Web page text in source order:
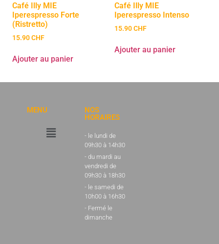
Café Illy MIE
Iperespresso Forte
(Ristretto)
15.90CHF
Ajouter au panier
Café Illy MIE
Iperespresso Intenso
15.90CHF
Ajouter au panier
MENU
NOS
HORAIRES
- le lundi de
09h30 à 14h30
- du mardi au
vendredi de
09h30 à 18h30
- le samedi de
10h00 à 16h30
- Fermé le
dimanche